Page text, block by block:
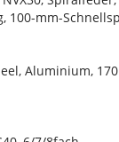
100-mm-
Aluminium,